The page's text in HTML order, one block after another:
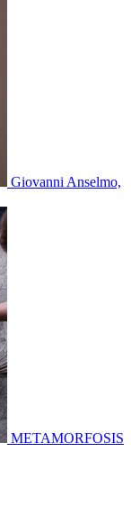
Giovanni Anselmo,
METAMORFOSIS